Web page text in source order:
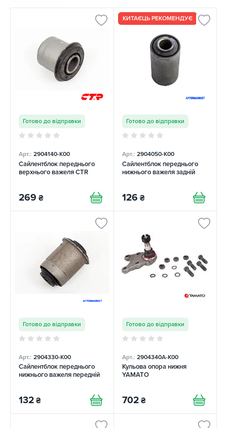
Готово до відправки
Арт.: 2904140-K00
Сайлентблок переднього
верхнього важеля CTR
269 ₴
КИТАЄЦЬ РЕКОМЕНДУЄ
Готово до відправки
Арт.: 2904050-K00
Сайлентблок переднього
нижнього важеля задній
126 ₴
Готово до відправки
Арт.: 2904330-K00
Сайлентблок переднього
нижнього важеля передній
132 ₴
Готово до відправки
Арт.: 2904340A-K00
Кульова опора нижня
YAMATO
702 ₴